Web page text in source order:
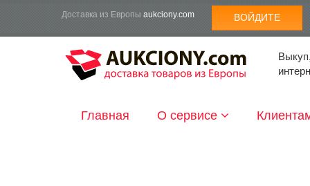
Доставка из Европы aukciony.com ВОЙДИТЕ
Главная О сервисе